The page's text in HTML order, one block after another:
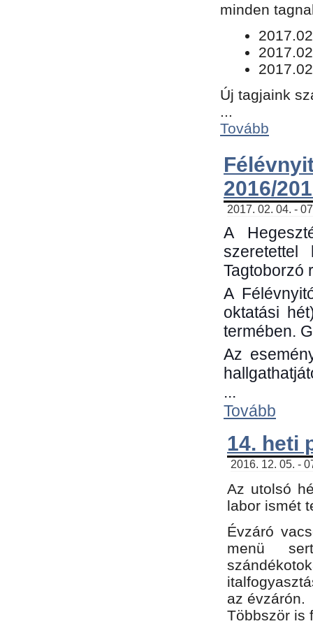
minden
Új tagjaink
...
Tovább
2016/
2017. 02. 04. -
A
Tagtoborzó
A
oktatási
termében.
Az
...
Tovább
14. heti
2016. 12. 05. -
Az utolsó
labor ismét
Évzáró
menü
az évzárón.
Többször is